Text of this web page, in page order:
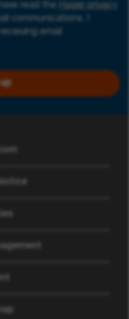
read the
Hager privacy
communications. I
email